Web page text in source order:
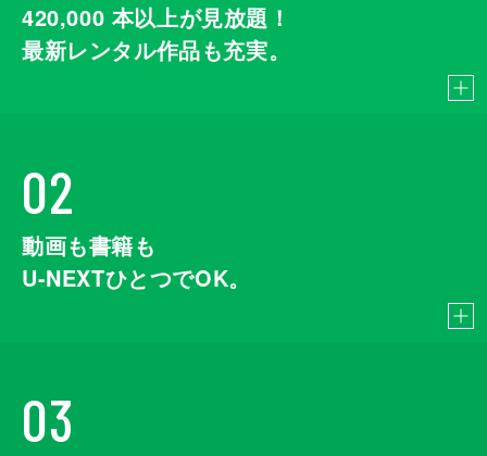
420,000 本以上が見放題！
最新レンタル作品も充実。
02
動画も書籍も
U-NEXTひとつでOK。
03